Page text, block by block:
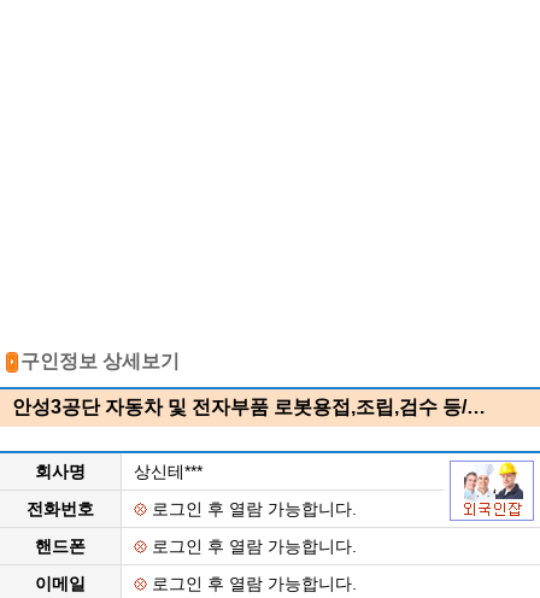
구인정보 상세보기
안성3공단 자동차 및 전자부품 로봇용접,조립,검수 등/…
회사명
상신테***
전화번호
로그인 후 열람 가능합니다.
핸드폰
로그인 후 열람 가능합니다.
이메일
로그인 후 열람 가능합니다.